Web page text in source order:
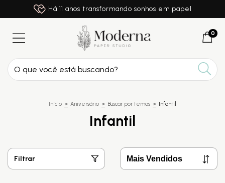
Há 11 anos transformando sonhos em papel
0
Início > Aniversário > Buscar por temas > Infantil
Infantil
Filtrar